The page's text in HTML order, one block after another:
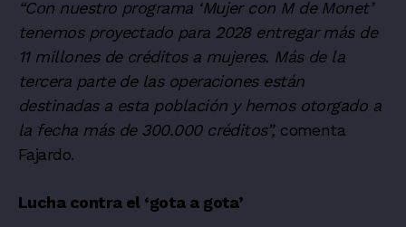
“Con nuestro programa ‘Mujer con M de Monet’
tenemos proyectado para 2028 entregar más de
11 millones de créditos a mujeres. Más de la
tercera parte de las operaciones están
destinadas a esta población y hemos otorgado a
la fecha más de 300.000 créditos”,comenta
Fajardo.
Lucha contra el ‘gota a gota’